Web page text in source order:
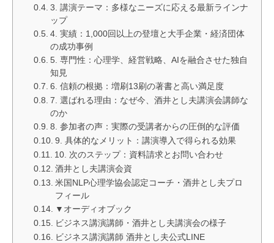
3. 講演テーマ：多様なニーズに応える最新ラインナ
ップ
4. 実績：1,000回以上の登壇と大手企業・経済団体
の成功事例
5. 専門性：心理学、経営戦略、AIを融合させた独自
知見
6. 信頼の根拠：増刷13刷の著書と高い満足度
7. 選ばれる理由：なぜ今、酒井とし夫講演会講師な
のか
8. 参加者の声：実際の受講者からの圧倒的な評価
9. 具体的なメリット：講演導入で得られる効果
10. 次のステップ：資料請求とお問い合わせ
酒井とし夫講演会資
米国NLP心理学協会認定コーチ・酒井とし夫プロ
フィール
▼オーディオブック
ビジネス講演講師・酒井とし夫講演会の様子
ビジネス講演講師 酒井とし夫公式LINE